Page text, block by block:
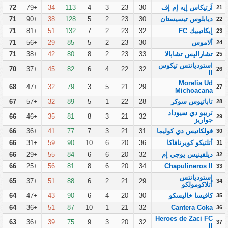
21 آزتيكاس إيه إم إف 30
23
3
4
113
34
+79
72
22 ديابلوس تيسيستان 30
23
2
5
128
38
+90
71
23 إيكاتيبيك FC 32
23
2
7
132
51
+81
71
24 ألاموس 30
23
2
5
85
29
+56
71
25 تشاراليس تشابالا 33
23
2
8
80
42
+38
71
26
استوديانتس تيكوس
32
22
4
6
82
45
+37
70
27
Morelia Ud
Michoacana
29
21
5
3
79
32
+47
68
28 تاباتيوس سوكر 28
22
1
5
89
32
+57
67
29 تريبو دي سيوداد
جواريز
32
21
3
8
81
35
+46
66
30 فولكانيس دي كوليما 31
21
3
7
77
41
+36
66
31 أتلتيكو كويرنافاكا 36
20
6
10
90
59
+31
66
32 ديلفينيس يوجي إم 32
20
6
6
84
55
+29
66
33
Chapulineros II
34
20
6
8
81
56
+25
66
34
إستوديانتس
أتلاكومولكو
29
21
2
6
88
51
+37
65
35 كافيسا خاليسكو 30
20
4
6
90
43
+47
64
36
Cantera Coka
32
21
1
10
87
51
+36
64
37
Heroes de Zaci FC
32
20
3
9
75
39
+36
63